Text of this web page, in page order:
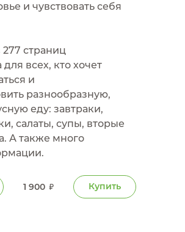
и чувствовать себя
страниц
всех, кто хочет
и
разнообразную,
еду: завтраки,
салаты, супы, вторые
А также много
Купить
1 900